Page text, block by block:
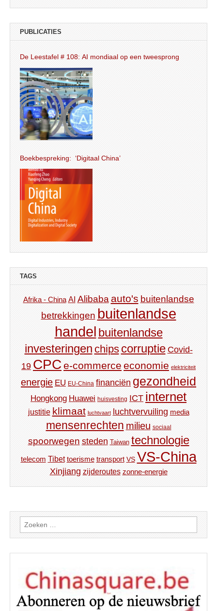
PUBLICATIES
De Leestafel # 108: AI mondiaal op een tweesprong
Boekbespreking: ‘Digitaal China’
TAGS
Afrika - China AI Alibaba auto's buitenlandse
betrekkingen buitenlandse
handel buitenlandse
investeringen chips corruptie Covid-
19 CPC e-commerce economie elektriciteit
energie EU EU-China financiën gezondheid
Hongkong Huawei huisvesting ICT internet
justitie klimaat luchtvaart luchtvervuiling media
mensenrechten milieu sociaal
spoorwegen steden Taiwan technologie
telecom Tibet toerisme transport VS VS-China
Xinjiang zijderoutes zonne-energie
Zoeken
naar: